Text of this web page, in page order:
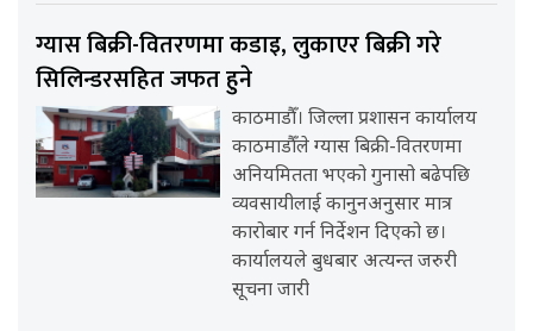
ग्यास बिक्री-वितरणमा कडाइ, लुकाएर बिक्री गरे
सिलिन्डरसहित जफत हुने
काठमाडौँ। जिल्ला प्रशासन कार्यालय
काठमाडौँले ग्यास बिक्री-वितरणमा
अनियमितता भएको गुनासो बढेपछि
व्यवसायीलाई कानुनअनुसार मात्र
कारोबार गर्न निर्देशन दिएको छ।
कार्यालयले बुधबार अत्यन्त जरुरी
सूचना जारी